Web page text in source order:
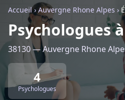
Accueil› Auvergne Rhone Alpes ›
Psychologues
38130 — Auvergne Rhone
4
Psychologues